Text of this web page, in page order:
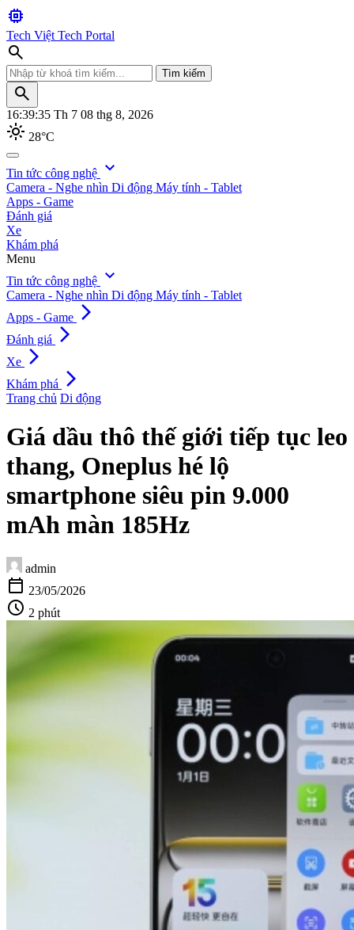
memory
Tech Việt Tech Portal
search
Tìm kiếm
search
16:39:36 Th 7 08 thg 8, 2026
light_mode 28°C
search
Tìm kiếm
Tin tức công nghệ expand_more
Camera - Nghe nhìn Di động Máy tính - Tablet
Apps - Game
Đánh giá
Xe
Khám phá
Menu
Tin tức công nghệ expand_more
Camera - Nghe nhìn Di động Máy tính - Tablet
Apps - Game arrow_forward_ios
Đánh giá arrow_forward_ios
Xe arrow_forward_ios
Khám phá arrow_forward_ios
Trang chủ Di động
Giá dầu thô thế giới tiếp tục leo
thang, Oneplus hé lộ
smartphone siêu pin 9.000
mAh màn 185Hz
admin
calendar_today 23/05/2026
schedule 2 phút